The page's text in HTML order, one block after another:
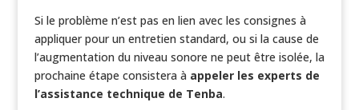
Si le problème n’est pas en lien avec les consignes à
appliquer pour un entretien standard, ou si la cause de
l’augmentation du niveau sonore ne peut être isolée, la
prochaine étape consistera à appeler les experts de
l’assistance technique de Tenba.